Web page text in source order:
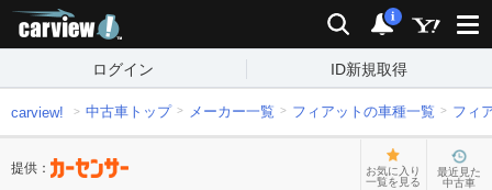
検索 通知
i
ログイン ID新規取得
carview! 中古車トップ メーカー一覧 フィアットの車種一覧 フィ
提供：
お気に入り
一覧を見る
最近見た
中古車